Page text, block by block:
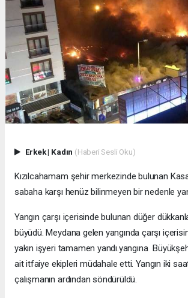
Erkek| Kadın (Haberi Sesli Oku)
Kızılcahamam şehir merkezinde bulunan
sabaha karşı henüz bilinmeyen bir nedenle
Yangın çarşı içerisinde bulunan düğer
büyüdü. Meydana gelen yangında çarşı
yakın işyeri tamamen yandı.yangına
ait itfaiye ekipleri müdahale etti. Yangın iki
çalışmanın ardından söndürüldü.